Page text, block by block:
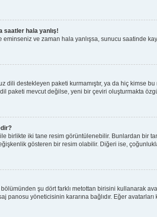
saatler hala yanlış!
ve zaman hala yanlışsa, sunucu saatinde
dili destekleyen paketi kurmamıştır, ya da hiç kimse
paketi mevcut değilse, yeni bir çeviri oluşturmakta
ile birlikte iki tane resim görüntülenebilir. Bunlardan
gösteren bir resim olabilir. Diğeri ise,
bölümünden şu dört farklı metottan birisini kullanarak
panosu yöneticisinin kararına bağlıdır. Eğer